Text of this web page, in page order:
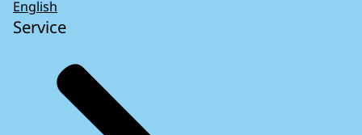
English
Service